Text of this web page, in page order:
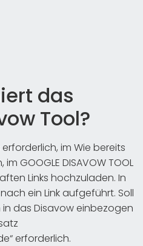
das
Tool?
im Wie bereits
GOOGLE DISAVOW TOOL
Links hochzuladen. In
ein Link aufgeführt. Soll
das Disavow einbezogen
erforderlich.